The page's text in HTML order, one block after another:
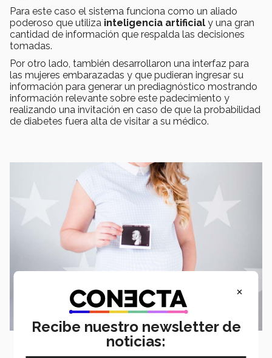
Para este caso el sistema funciona como un aliado
poderoso que utiliza inteligencia artificial y una gran
cantidad de información que respalda las decisiones
tomadas.
Por otro lado, también desarrollaron una interfaz para
las mujeres embarazadas y que pudieran ingresar su
información para generar un prediagnóstico mostrando
información relevante sobre este padecimiento y
realizando una invitación en caso de que la probabilidad
de diabetes fuera alta de visitar a su médico.
×
Recibe nuestro newsletter de
noticias: